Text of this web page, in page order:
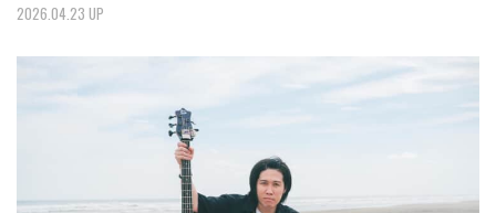
2026.04.23 UP